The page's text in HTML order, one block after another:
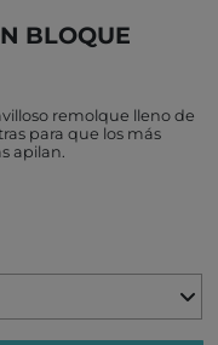
BLOQUE
remolque lleno de
para que los más
apilan.